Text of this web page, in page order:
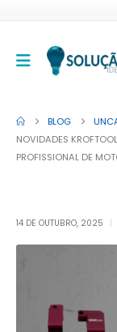
BLOG
NOVIDADES
PROFISSIONAL DE
14 DE OUTUBRO, 2025